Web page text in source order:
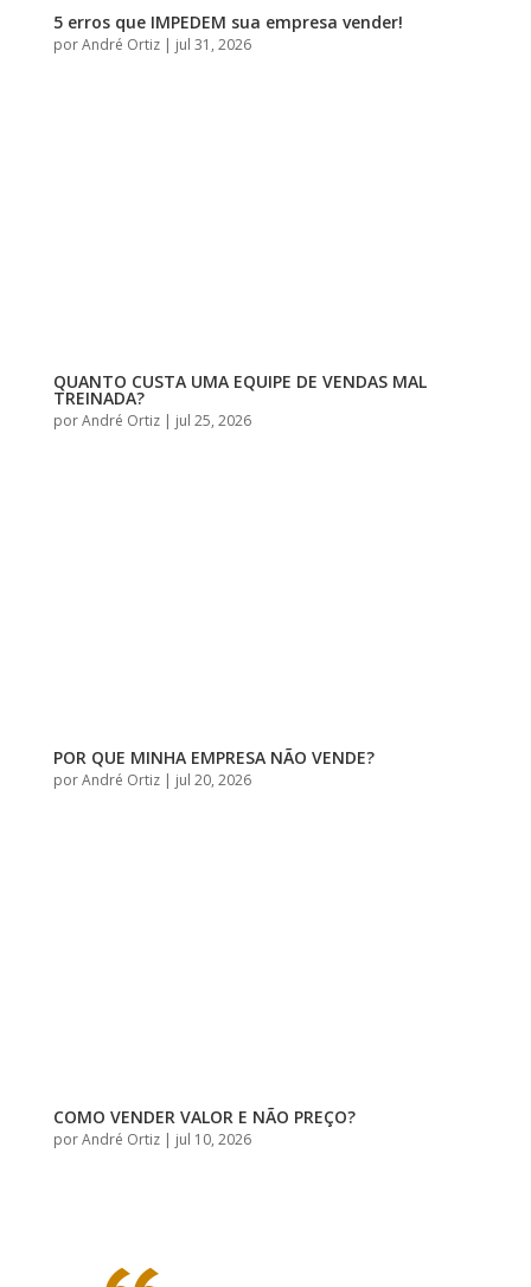
5 erros que IMPEDEM sua empresa vender!
porAndré Ortiz| jul 31, 2026
QUANTO CUSTA UMA EQUIPE DE VENDAS MAL
TREINADA?
porAndré Ortiz| jul 25, 2026
POR QUE MINHA EMPRESA NÃO VENDE?
porAndré Ortiz| jul 20, 2026
COMO VENDER VALOR E NÃO PREÇO?
porAndré Ortiz| jul 10, 2026